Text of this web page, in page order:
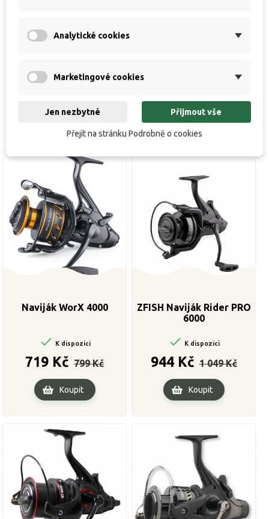
verfügbar
Naviják WorX 4000
 K dispozici
719 Kč
cena
799 Kč
Koupit
ZFISH Naviják Rider PRO
6000
 K dispozici
944 Kč cena
1 049 Kč
Cena
Koupit
Analytické cookies
Marketingové cookies
Jen nezbytné Přijmout vše
Přejít na stránku Podrobně o cookies